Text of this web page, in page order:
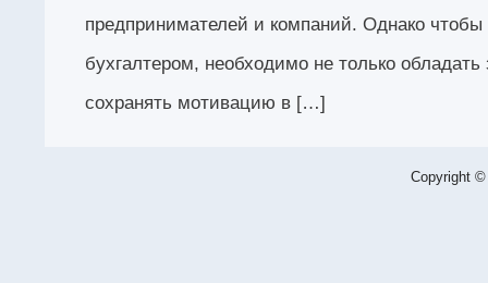
предпринимателей и компаний. Однако
бухгалтером, необходимо не только
сохранять мотивацию в […]
Copyright ©